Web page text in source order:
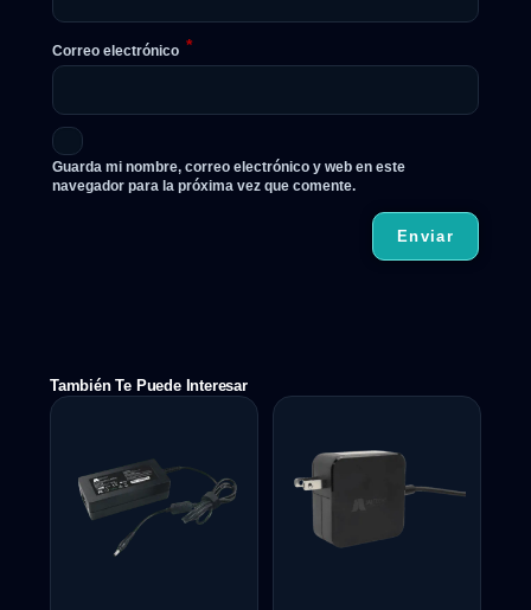
Correo electrónico *
Guarda mi nombre, correo electrónico y web en este
navegador para la próxima vez que comente.
También Te Puede Interesar